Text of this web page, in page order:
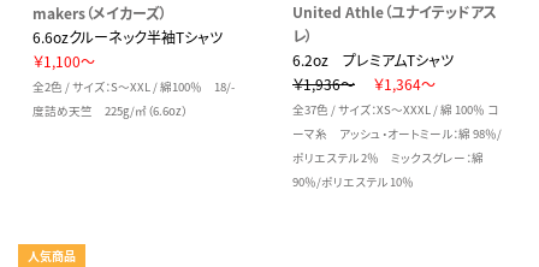
makers（メイカーズ）
6.6ozクルーネック半袖Tシャツ
￥1,100～
全2色 / サイズ：S～XXL / 綿100％ 18/-
度詰め天竺 225g/㎡（6.6oz）
United Athle（ユナイテッドアス
レ）
6.2oz プレミアムTシャツ
￥1,936～
￥1,364～
全37色 / サイズ：XS～XXXL / 綿 100％ コ
ーマ糸 アッシュ・オートミール：綿 98％/
ポリエステル 2％ ミックスグレー：綿
90％/ポリエステル 10％
人気商品